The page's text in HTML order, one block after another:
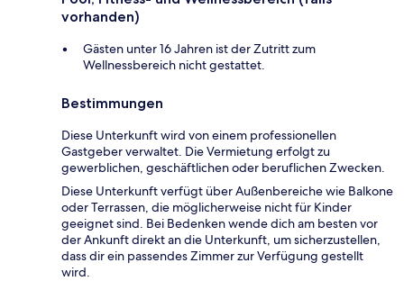
vorhanden)
Gästen unter 16 Jahren ist der Zutritt zum
Wellnessbereich nicht gestattet.
Bestimmungen
Diese Unterkunft wird von einem professionellen
Gastgeber verwaltet. Die Vermietung erfolgt zu
gewerblichen, geschäftlichen oder beruflichen Zwecken.
Diese Unterkunft verfügt über Außenbereiche wie Balkone
oder Terrassen, die möglicherweise nicht für Kinder
geeignet sind. Bei Bedenken wende dich am besten vor
der Ankunft direkt an die Unterkunft, um sicherzustellen,
dass dir ein passendes Zimmer zur Verfügung gestellt
wird.